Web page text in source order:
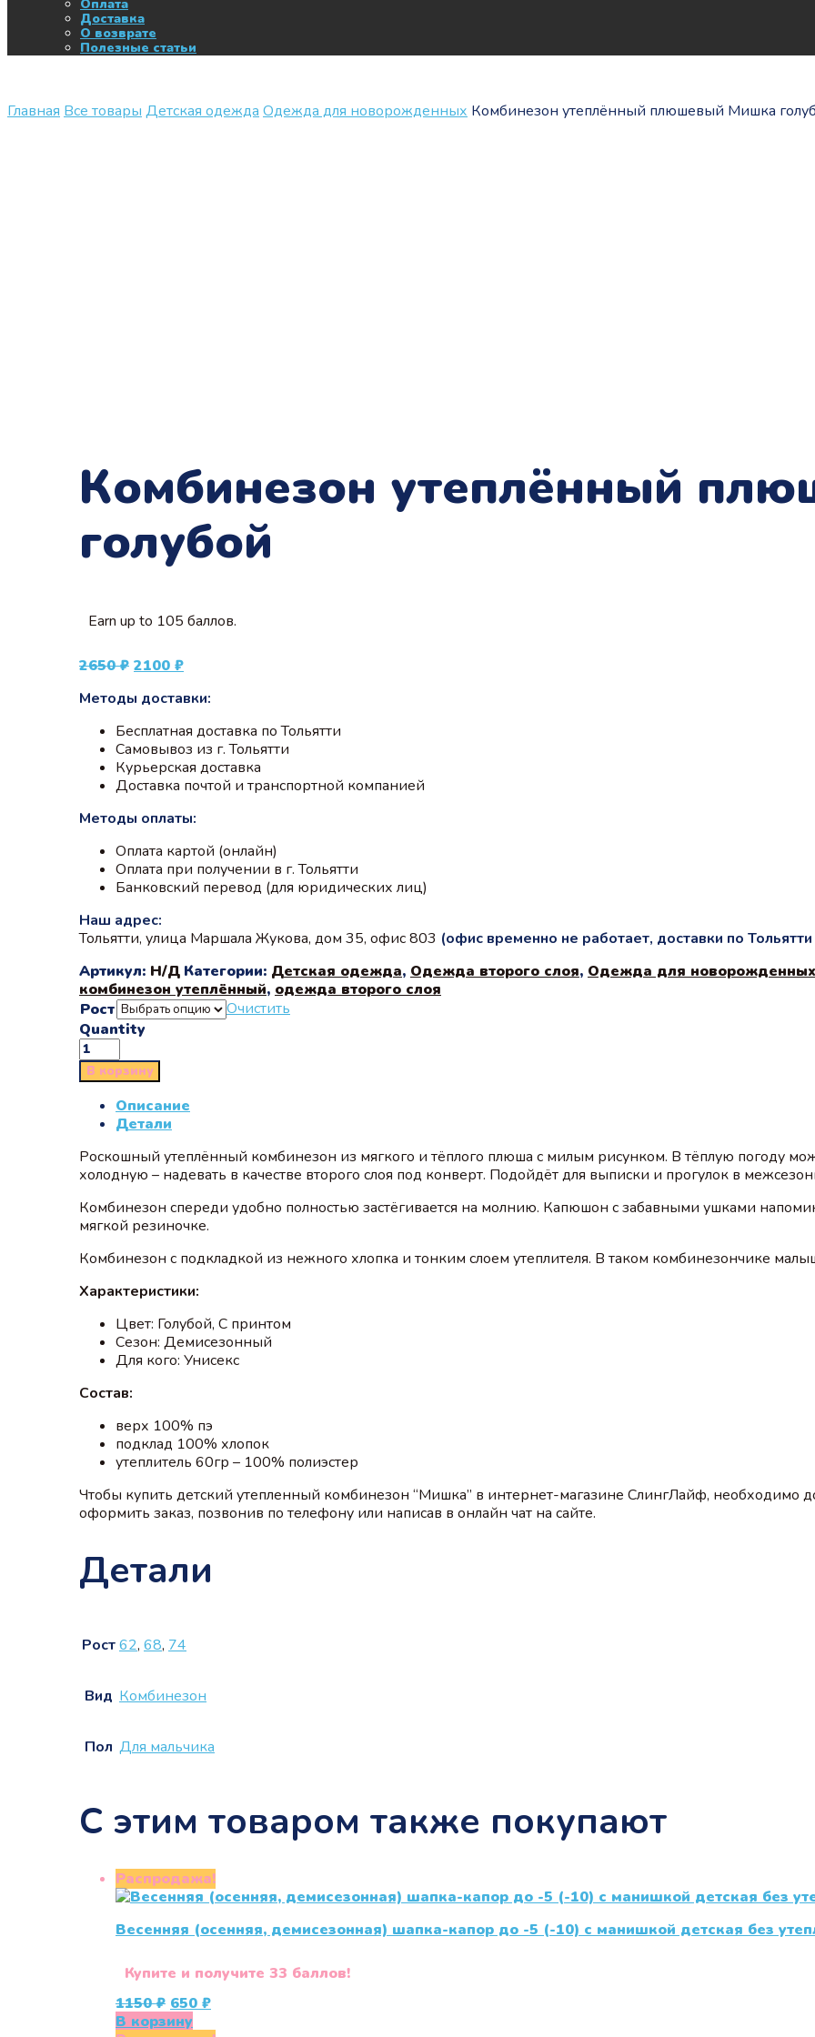
Оплата
Доставка
О возврате
Полезные статьи
Главная Все товары Детская одежда Одежда для новорожденных Комбинезон утеплённый плюшевый Мишка
Комбинезон утеплённый
голубой
Earn up to 105 баллов.
2650₽ Первоначальная
составляла
2100 ₽Текущая
2100 ₽.
Методы доставки:
Бесплатная доставка по Тольятти
Самовывоз из г. Тольятти
Курьерская доставка
Доставка почтой и транспортной компанией
Методы оплаты:
Оплата картой (онлайн)
Оплата при получении в г. Тольятти
Банковский перевод (для юридических лиц)
Наш адрес:
Тольятти, улица Маршала Жукова, дом 35, офис 803 (офис временно не работает, доставки по
Артикул: Н/Д Категории: Детская одежда, Одежда второго слоя, Одежда для новорожденных
комбинезон утеплённый, одежда второго слоя
Рост
Очистить
Quantity
В корзину
Описание
Детали
Роскошный утеплённый комбинезон из мягкого и тёплого плюша с милым рисунком. В тёплую погоду
холодную – надевать в качестве второго слоя под конверт. Подойдёт для выписки и прогулок в
Комбинезон спереди удобно полностью застёгивается на молнию. Капюшон с забавными ушками
мягкой резиночке.
Комбинезон с подкладкой из нежного хлопка и тонким слоем утеплителя. В таком комбинезончике
Характеристики:
Цвет: Голубой, С принтом
Сезон: Демисезонный
Для кого: Унисекс
Состав:
верх 100% пэ
подклад 100% хлопок
утеплитель 60гр – 100% полиэстер
Чтобы купить детский утепленный комбинезон “Мишка” в интернет-магазине СлингЛайф, необходимо
оформить заказ, позвонив по телефону или написав в онлайн чат на сайте.
Детали
Рост62, 68, 74
Вид Комбинезон
Пол Для мальчика
С этим товаром также покупают
Распродажа!
Весенняя (осенняя, демисезонная) шапка-капор до -5 (-10) с манишкой детская без
Купите и получите 33 баллов!
1150₽ Первоначальная
цена
650₽Текущая
В корзину